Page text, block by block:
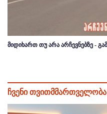
მიდიხართ თუ არა არჩევნებზე -
ჩვენი თვითმმართველობა